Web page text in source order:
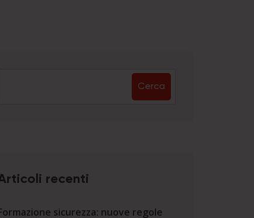
Cerca
recenti
sicurezza: nuove regole